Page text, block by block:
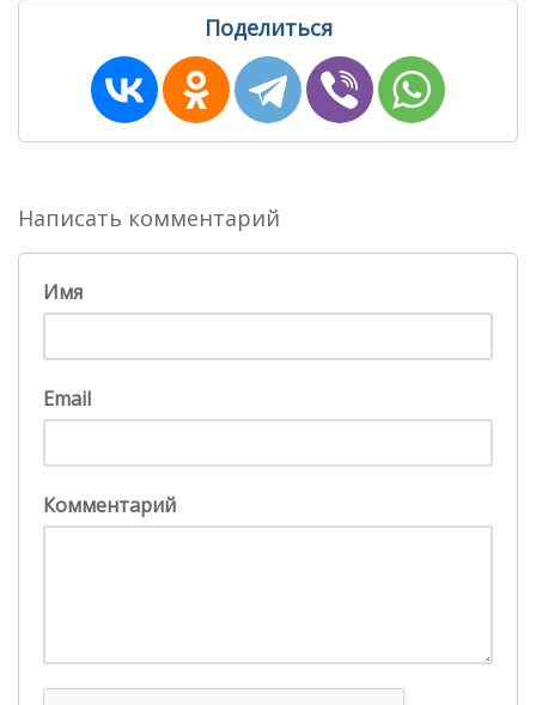
Поделиться
Написать комментарий
Имя
Email
Комментарий